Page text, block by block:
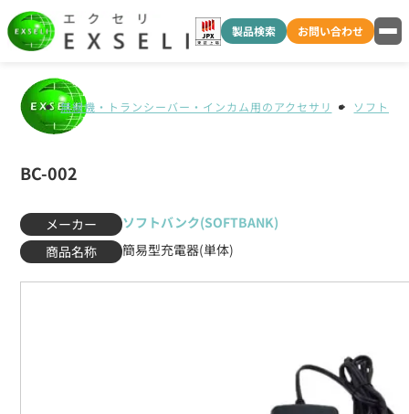
製品検索 お問い合わせ
無線機・トランシーバー・インカム用のアクセサリ ソフトバ
BC-002
メーカー
ソフトバンク(SOFTBANK)
商品名称
簡易型充電器(単体)